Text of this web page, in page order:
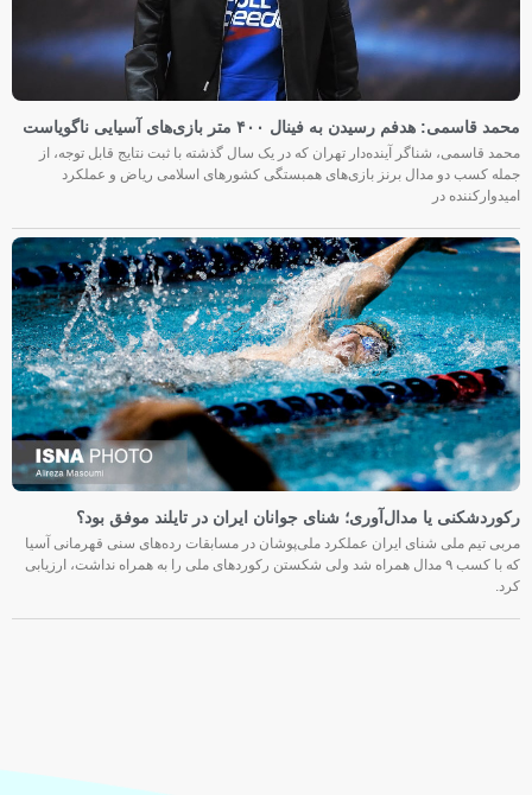
محمد قاسمی: هدفم رسیدن به فینال ۴۰۰ متر بازی‌های آسیایی ناگویاست
محمد قاسمی، شناگر آینده‌دار تهران که در یک سال گذشته با ثبت نتایج قابل توجه، از
جمله کسب دو مدال برنز بازی‌های همبستگی کشورهای اسلامی ریاض و عملکرد
امیدوارکننده در
رکوردشکنی یا مدال‌آوری؛ شنای جوانان ایران در تایلند موفق بود؟
مربی تیم ملی شنای ایران عملکرد ملی‌پوشان در مسابقات رده‌های سنی قهرمانی آسیا
که با کسب ۹ مدال همراه شد ولی شکستن رکوردهای ملی را به همراه نداشت، ارزیابی
کرد.